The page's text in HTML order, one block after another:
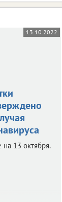
13.10.2022
13 октября.